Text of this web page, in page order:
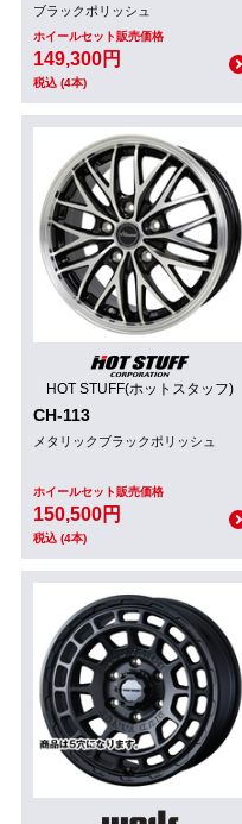
ブラックポリッシュ
ホイールセット販売価格
149,300円
税込 (4本)
HOT STUFF(ホットスタッフ)
CH-113
メタリックブラックポリッシュ
ホイールセット販売価格
150,500円
税込 (4本)